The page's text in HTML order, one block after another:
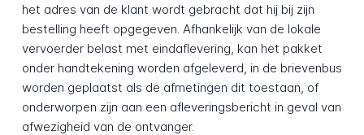
het adres van de klant wordt gebracht dat hij bij zijn
bestelling heeft opgegeven. Afhankelijk van de lokale
vervoerder belast met eindaflevering, kan het pakket
onder handtekening worden afgeleverd, in de brievenbus
worden geplaatst als de afmetingen dit toestaan, of
onderworpen zijn aan een afleveringsbericht in geval van
afwezigheid van de ontvanger.